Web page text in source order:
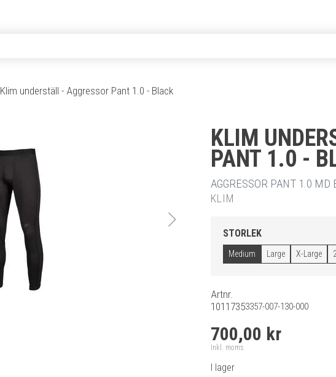
Klim underställ - Aggressor Pant 1.0 - Black
KLIM
PANT 1.0 -
AGGRESSOR PANT 1.0 MD
KLIM
STORLEK
Medium Large X-Large
Artnr.
10117353357-007-130-000
700,00 kr
Inkl. moms
I lager